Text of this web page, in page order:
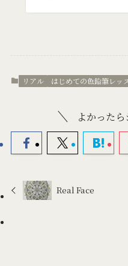
リアル はじめての色鉛筆レッ
よかったら
Real Face